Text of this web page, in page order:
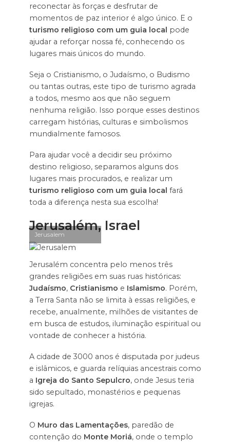
reconectar às forças e desfrutar de
momentos de paz interior é algo único. E o
turismo religioso com um guia local pode
ajudar a reforçar nossa fé, conhecendo os
lugares mais únicos do mundo.
Seja o Cristianismo, o Judaísmo, o Budismo
ou tantas outras, este tipo de turismo agrada
a todos, mesmo aos que não seguem
nenhuma religião. Isso porque esses destinos
carregam histórias, culturas e simbolismos
mundialmente famosos.
Para ajudar você a decidir seu próximo
destino religioso, separamos alguns dos
lugares mais procurados, e realizar um
turismo religioso com um guia local fará
toda a diferença nesta sua escolha!
Jerusalém, Israel
Jerusalem
Jerusalém concentra pelo menos três
grandes religiões em suas ruas históricas:
Judaísmo, Cristianismo e Islamismo. Porém,
a Terra Santa não se limita à essas religiões, e
recebe, anualmente, milhões de visitantes de
em busca de estudos, iluminação espiritual ou
vontade de conhecer a história.
A cidade de 3000 anos é disputada por judeus
e islâmicos, e guarda relíquias ancestrais como
a Igreja do Santo Sepulcro, onde Jesus teria
sido sepultado, monastérios e pequenas
igrejas.
O Muro das Lamentações, paredão de
contenção do Monte Moriá, onde o templo